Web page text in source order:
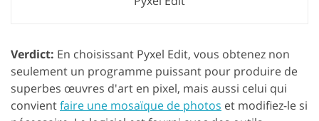
Verdict: En choisissant Pyxel Edit, vous obtenez non
seulement un programme puissant pour produire de
superbes œuvres d'art en pixel, mais aussi celui qui
convientfaire une mosaïque de photos et modifiez-le si